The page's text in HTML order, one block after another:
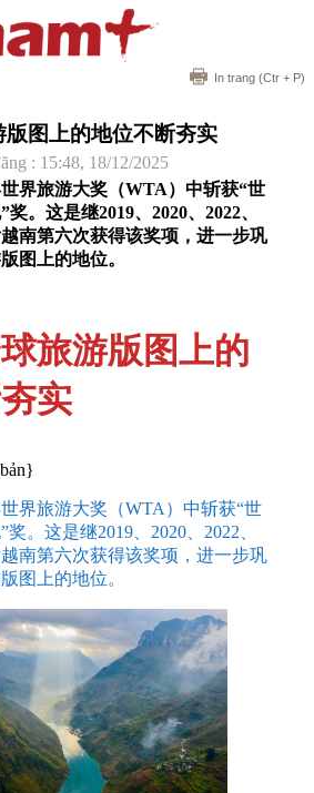
In trang (Ctr + P)
版图上的地位不断夯实
: 15:48, 18/12/2025
界旅游大奖（WTA）中斩获“世
。这是继2019、2020、2022、
南第六次获得该奖项，进一步巩
图上的地位。
旅游版图上的
实
界旅游大奖（WTA）中斩获“世
。这是继2019、2020、2022、
越南第六次获得该奖项，进一步巩
图上的地位。